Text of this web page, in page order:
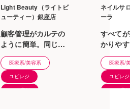
Light Beauty（ライトビ
ューティー）銀座店
顧客管理がカルテの
ように簡単。同じお
客様に均一したサー
ビス提供ができてい
ます！
医療系/美容系
ユビレジ
1〜5店舗
ネイルサ
ーラ
すべて
かりや
ら誰で
す。医療系/
ユビレジ
1〜5店